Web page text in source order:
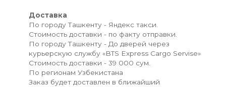
Доставка
По городу Ташкенту - Яндекс такси.
Стоимость доставки - по факту отправки.
По городу Ташкенту - До дверей через
курьерскую службу «BTS Express Cargo Servise»
Стоимость доставки - 39 000 сум.
По регионам Узбекистана
Заказ будет доставлен в ближайший